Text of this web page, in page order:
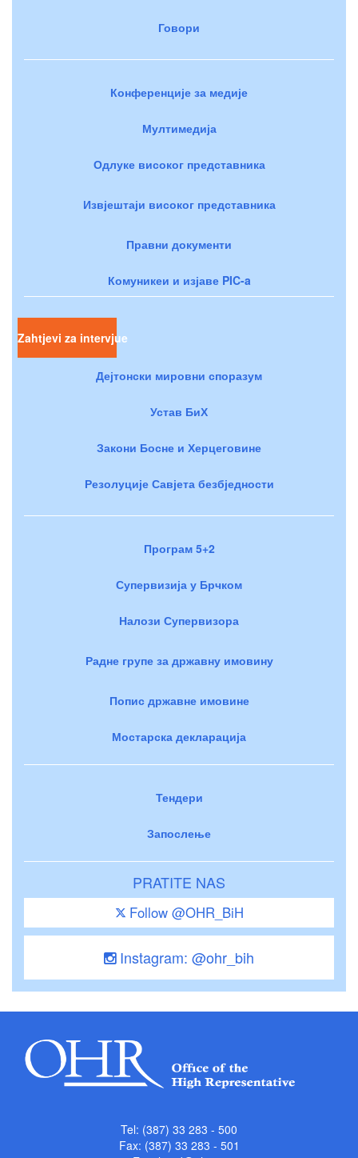
Говори
Конференције за медије
Мултимедија
Одлуке високог представника
Извјештаји високог представника
Правни документи
Комуникеи и изјаве PIC-a
Zahtjevi za intervjue
Дејтонски мировни споразум
Устав БиХ
Закони Босне и Херцеговине
Резолуције Савјета безбједности
Програм 5+2
Супервизија у Брчком
Налози Супервизора
Радне групе за државну имовину
Попис државне имовине
Мостарска декларација
Тендери
Запослење
PRATITE NAS
Follow @OHR_BiH
Instagram: @ohr_bih
Tel: (387) 33 283 - 500
Fax: (387) 33 283 - 501